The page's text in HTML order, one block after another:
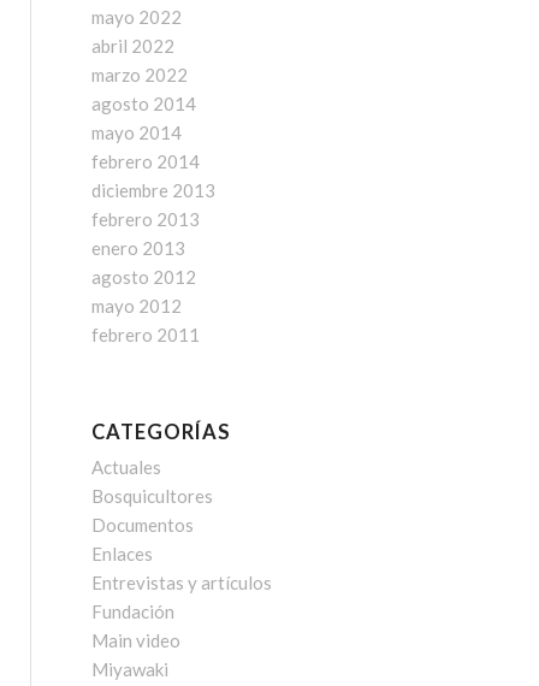
mayo 2022
abril 2022
marzo 2022
agosto 2014
mayo 2014
febrero 2014
diciembre 2013
febrero 2013
enero 2013
agosto 2012
mayo 2012
febrero 2011
CATEGORÍAS
Actuales
Bosquicultores
Documentos
Enlaces
Entrevistas y artículos
Fundación
Main video
Miyawaki